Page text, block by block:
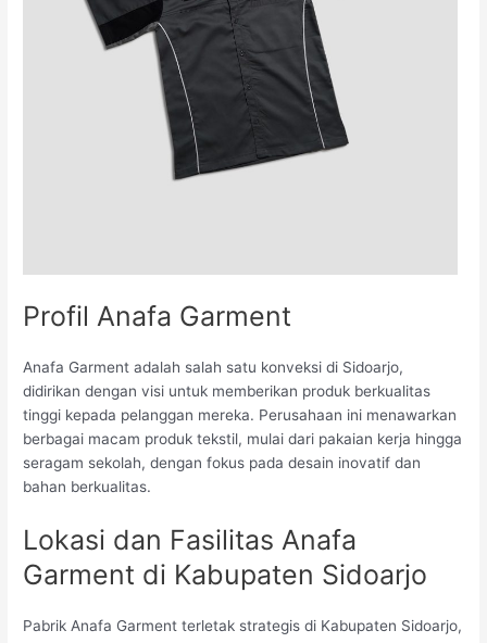
Profil Anafa Garment
Anafa Garment adalah salah satu konveksi di Sidoarjo,
didirikan dengan visi untuk memberikan produk berkualitas
tinggi kepada pelanggan mereka. Perusahaan ini menawarkan
berbagai macam produk tekstil, mulai dari pakaian kerja hingga
seragam sekolah, dengan fokus pada desain inovatif dan
bahan berkualitas.
Lokasi dan Fasilitas Anafa
Garment di Kabupaten Sidoarjo
Pabrik Anafa Garment terletak strategis di Kabupaten Sidoarjo,